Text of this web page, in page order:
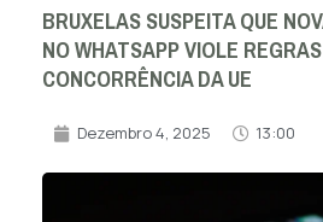
BRUXELAS SUSPEITA QUE
NO WHATSAPP VIOLE
CONCORRÊNCIA DA UE
Dezembro 4, 2025 13:00